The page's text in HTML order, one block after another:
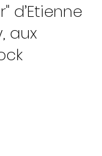
d’Etienne
aux
sur 5.